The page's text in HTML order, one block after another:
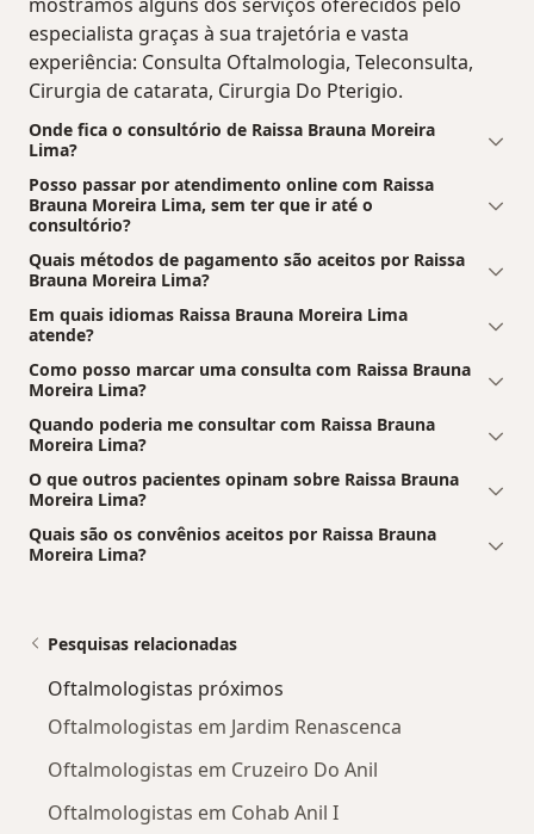
especialista graças à sua trajetória e vasta
experiência: Consulta Oftalmologia, Teleconsulta,
Cirurgia de catarata, Cirurgia Do Pterigio.
Onde fica o consultório de Raissa Brauna Moreira
Lima?
Posso passar por atendimento online com Raissa
Brauna Moreira Lima, sem ter que ir até o
consultório?
Quais métodos de pagamento são aceitos por Raissa
Brauna Moreira Lima?
Em quais idiomas Raissa Brauna Moreira Lima
atende?
Como posso marcar uma consulta com Raissa Brauna
Moreira Lima?
Quando poderia me consultar com Raissa Brauna
Moreira Lima?
O que outros pacientes opinam sobre Raissa Brauna
Moreira Lima?
Quais são os convênios aceitos por Raissa Brauna
Moreira Lima?
Pesquisas relacionadas
Oftalmologistas próximos
Oftalmologistas em Jardim Renascenca
Oftalmologistas em Cruzeiro Do Anil
Oftalmologistas em Cohab Anil I